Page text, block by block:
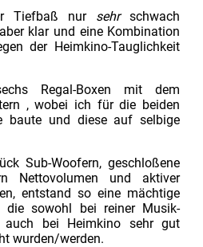
Tiefbaß nur sehrschwach
klar und eine Kombination
der Heimkino-Tauglichkeit
Regal-Boxen mit dem
, wobei ich für die beiden
baute und diese auf selbige
Sub-Woofern, geschloßene
Nettovolumen und aktiver
entstand so eine mächtige
die sowohl bei reiner Musik-
auch bei Heimkino sehr gut
wurden/werden.